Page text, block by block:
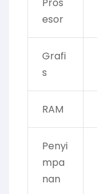
esor
Grafi
s
RAM
Penyi
mpa
nan